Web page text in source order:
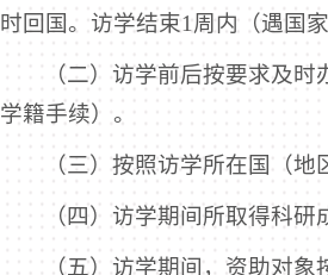
时回国。访学结束1周内（遇国
（二）访学前后按要求及
学籍手续）。
（三）按照访学所在国（
（四）访学期间所取得科
（五）访学期间，资助对